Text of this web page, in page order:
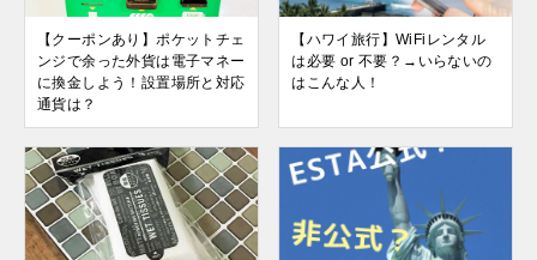
【クーポンあり】ポケットチェ
ンジで余った外貨は電子マネー
に換金しよう！設置場所と対応
通貨は？
【ハワイ旅行】WiFiレンタル
は必要 or 不要？→いらないの
はこんな人！